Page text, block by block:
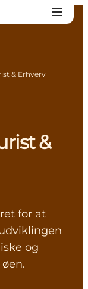
& Erhverv
&
for at
og